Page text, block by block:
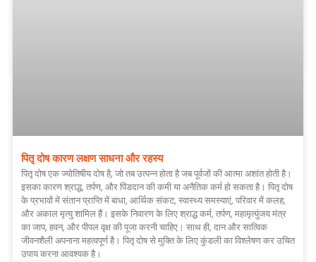
पितृ दोष कारण लक्षण साधना और रहस्य
पितृ दोष एक ज्योतिषीय दोष है, जो तब उत्पन्न होता है जब पूर्वजों की आत्मा अशांत होती है।
इसका कारण श्राद्ध, तर्पण, और पिंडदान की कमी या अनैतिक कर्म हो सकता है। पितृ दोष
के प्रभावों में संतान प्राप्ति में बाधा, आर्थिक संकट, स्वास्थ्य समस्याएं, परिवार में कलह,
और अकाल मृत्यु शामिल हैं। इसके निवारण के लिए श्राद्ध कर्म, तर्पण, महामृत्युंजय मंत्र
का जाप, हवन, और पीपल वृक्ष की पूजा करनी चाहिए। साथ ही, दान और सात्विक
जीवनशैली अपनाना महत्वपूर्ण है। पितृ दोष से मुक्ति के लिए कुंडली का विश्लेषण कर उचित
उपाय करना आवश्यक है।